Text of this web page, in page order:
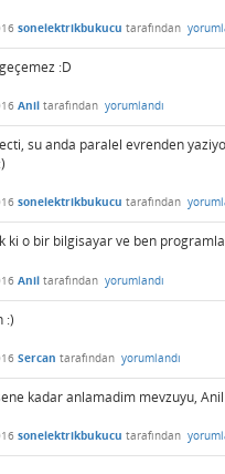
sonelektrikbukucu tarafından
geçemez :D
Anil tarafından yorumlandı
su anda paralel evrenden
sonelektrikbukucu tarafından
ki o bir bilgisayar ve ben
Anil tarafından yorumlandı
:)
Sercan tarafından yorumlandı
kadar anlamadim mevzuyu,
sonelektrikbukucu tarafından